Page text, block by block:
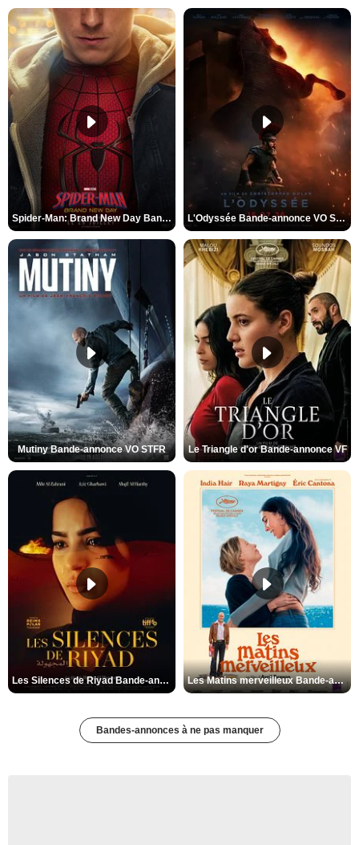
Spider-Man: Brand New Day Bande-annonce VO STFR L'Odyssée Bande-annonce VO STFR
Mutiny Bande-annonce VO STFR Le Triangle d'or Bande-annonce VF
Les Silences de Riyad Bande-annonce VO STFR Les Matins merveilleux Bande-annonce VF
Bandes-annonces à ne pas manquer